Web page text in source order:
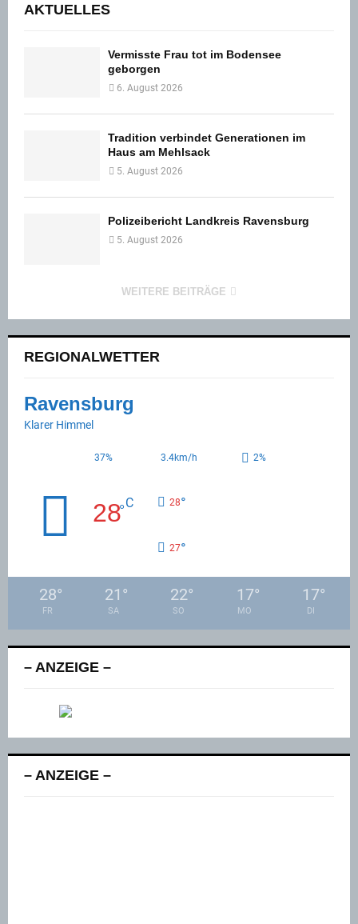
AKTUELLES
Vermisste Frau tot im Bodensee
geborgen
6. August 2026
Tradition verbindet Generationen im
Haus am Mehlsack
5. August 2026
Polizeibericht Landkreis Ravensburg
5. August 2026
WEITERE BEITRÄGE
REGIONALWETTER
Ravensburg
Klarer Himmel
37% 3.4km/h 2%
28°C 28°
27°
28°
FR
21 °
SA
22°
SO
17°
MO
17°
DI
– ANZEIGE –
– ANZEIGE –